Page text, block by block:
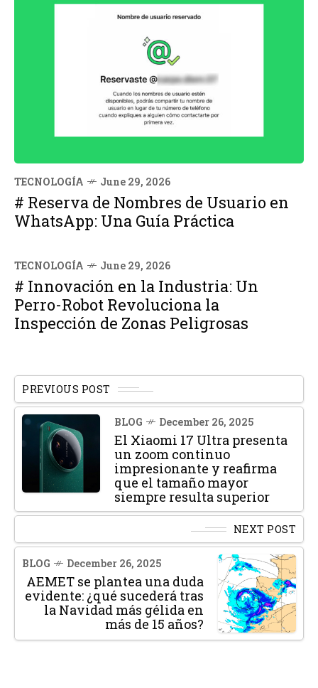
TECNOLOGÍA June 29, 2026
# Reserva de Nombres de Usuario en
WhatsApp: Una Guía Práctica
TECNOLOGÍA June 29, 2026
# Innovación en la Industria: Un
Perro-Robot Revoluciona la
Inspección de Zonas Peligrosas
PREVIOUS POST
BLOG December 26, 2025
El Xiaomi 17 Ultra presenta
un zoom continuo
impresionante y reafirma
que el tamaño mayor
siempre resulta superior
NEXT POST
BLOG December 26, 2025
AEMET se plantea una duda
evidente: ¿qué sucederá tras
la Navidad más gélida en
más de 15 años?